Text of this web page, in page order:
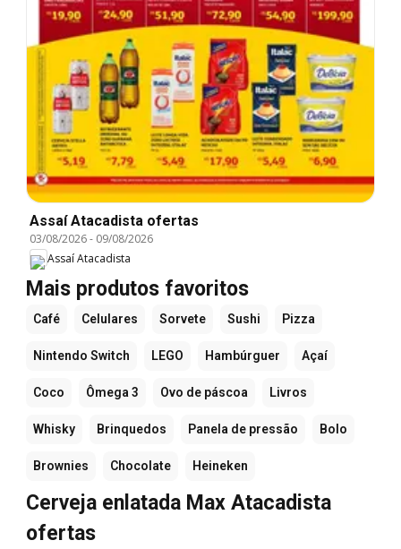
Assaí Atacadista ofertas
03/08/2026- 09/08/2026
Assaí Atacadista
Mais produtos favoritos
Café Celulares Sorvete Sushi Pizza
Nintendo Switch LEGO Hambúrguer Açaí
Coco Ômega 3 Ovo de páscoa Livros
Whisky Brinquedos Panela de pressão Bolo
Brownies Chocolate Heineken
Cerveja enlatada Max Atacadista
ofertas